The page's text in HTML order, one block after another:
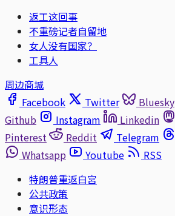
返工这回事
不重磅记者自留地
女人没有国家？
工具人
周边商城
Facebook
Twitter Bluesky
Github
Instagram Linkedin
Pinterest
Reddit Telegram
Whatsapp
Youtube
RSS
特朗普重返白宮
公共政策
意识形态